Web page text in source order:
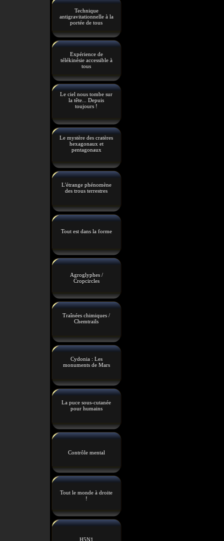
Technique
antigravitationnelle à la
portée de tous
Expérience de
télékinésie accessible à
tous
Le ciel nous tombe sur
la tête... Depuis
toujours !
Le mystère des cratères
hexagonaux et
pentagonaux
L'étrange phénomène
des trous terrestres
Tout est dans la forme
Agroglyphes /
Cropcircles
Traînées chimiques /
Chemtrails
Cydonia : Les
monuments de Mars
La puce sous-cutanée
pour humains
Contrôle mental
Tout le monde à droite
!
H5N1